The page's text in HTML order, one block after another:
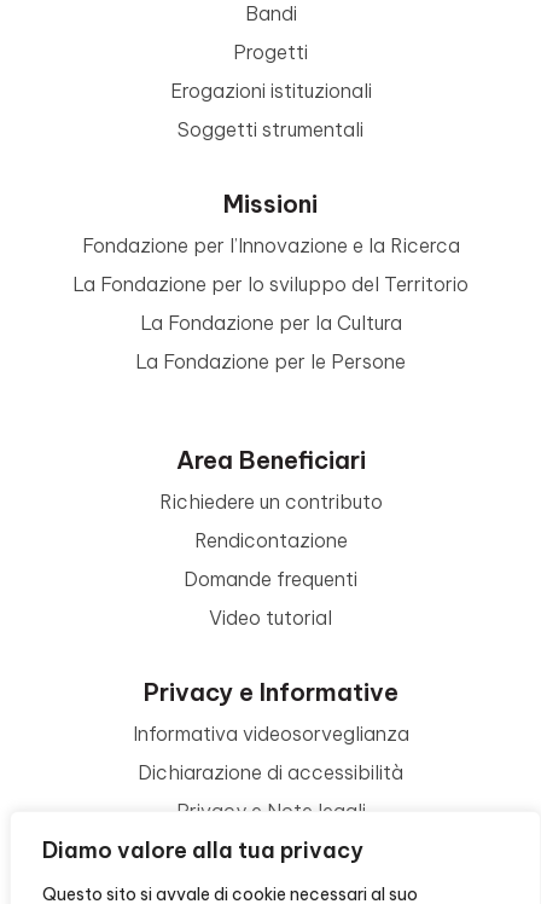
Diamo valore alla tua privacy
Questo sito si avvale di cookie necessari al suo
Bandi
Progetti
Erogazioni istituzionali
Soggetti strumentali
Missioni
Fondazione per l’Innovazione e la Ricerca
La Fondazione per lo sviluppo del Territorio
La Fondazione per la Cultura
La Fondazione per le Persone
Area Beneficiari
Richiedere un contributo
Rendicontazione
Domande frequenti
Video tutorial
Privacy e Informative
Informativa videosorveglianza
Dichiarazione di accessibilità
Privacy e Note legali
Termini di utilizzo
Cookie policy